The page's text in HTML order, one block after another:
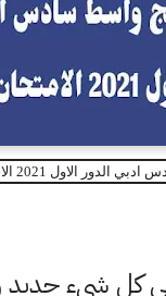
الاول 2021 الامتحان الوزاري
كل شيء